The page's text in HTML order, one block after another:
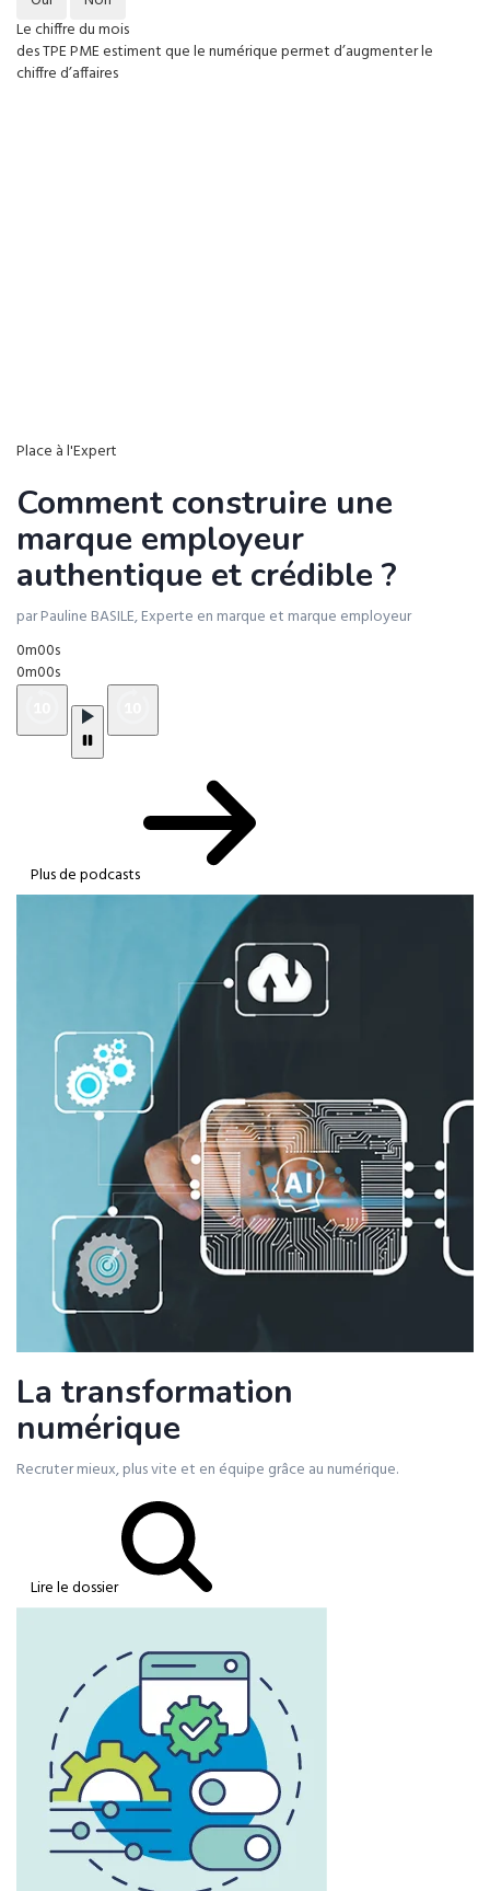
Le chiffre du mois
des TPE PME estiment que le numérique permet d’augmenter le
chiffre d’affaires
Place à l'Expert
Comment construire une
marque employeur
authentique et crédible ?
par Pauline BASILE, Experte en marque et marque employeur
0m00s
0m00s
Plus de podcasts
La transformation
numérique
Recruter mieux, plus vite et en équipe grâce au numérique.
Lire le dossier